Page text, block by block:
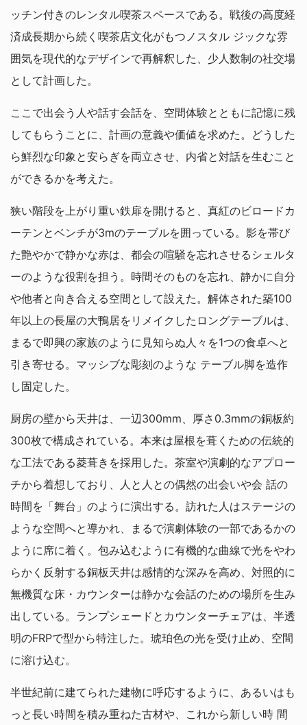
ッチン付きのレンタル喫茶スペースである。戦後の高度経
済成長期から続く喫茶店文化がもつノスタル ジックな雰
囲気を現代的なデザインで再解釈した、少人数制の社交場
として計画した。
ここで出会う人や話す会話を、空間体験とともに記憶に残
してもらうことに、計画の意義や価値を求めた。どうした
ら鮮烈な印象と安らぎを両立させ、内省と対話を生むこと
ができるかを考えた。
狭い階段を上がり重い鉄扉を開けると、真紅のビロードカ
ーテンとベンチが3mのテーブルを囲っている。影を帯び
た艶やかで静かな赤は、都会の喧騒を忘れさせるシェルタ
ーのような役割を担う。時間そのものを忘れ、静かに自分
や他者と向き合える空間として設えた。解体された築100
年以上の長屋の大鴨居をリメイクしたロングテーブルは、
まるで即興の家族のように見知らぬ人々を1つの食卓へと
引き寄せる。マッシブな彫刻のような テーブル脚を造作
し固定した。
厨房の壁から天井は、一辺300mm、厚さ0.3mmの銅板約
300枚で構成されている。本来は屋根を葺くための伝統的
な工法である菱葺きを採用した。茶室や演劇的なアプロー
チから着想しており、人と人との偶然の出会いや会 話の
時間を「舞台」のように演出する。訪れた人はステージの
ような空間へと導かれ、まるで演劇体験の一部であるかの
ように席に着く。包み込むように有機的な曲線で光をやわ
らかく反射する銅板天井は感情的な深みを高め、対照的に
無機質な床・カウンターは静かな会話のための場所を生み
出している。ランプシェードとカウンターチェアは、半透
明のFRPで型から特注した。琥珀色の光を受け止め、空間
に溶け込む。
半世紀前に建てられた建物に呼応するように、あるいはも
っと長い時間を積み重ねた古材や、これから新しい時 間